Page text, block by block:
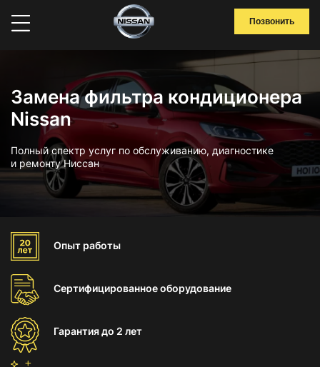
Позвонить
Замена фильтра кондиционера
Nissan
Полный спектр услуг по обслуживанию, диагностике
и ремонту Ниссан
Опыт работы
Сертифицированноеоборудование
Гарантиядо 2 лет